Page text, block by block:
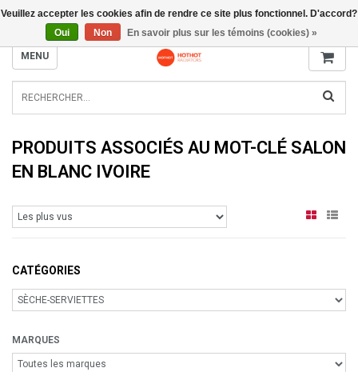
INFO@RADIATORS.SHOP
MENU
PRODUITS ASSOCIÉS AU MOT-CLÉ SALON
EN BLANC IVOIRE
CATÉGORIES
MARQUES
Veuillez accepter les cookies afin de rendre ce site plus fonctionnel. D'accord?
Oui
Non En savoir plus sur les témoins (cookies) »